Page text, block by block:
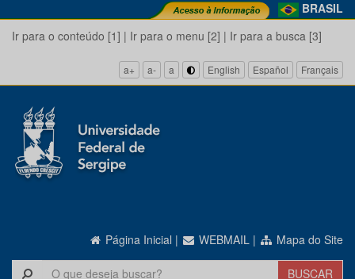
BRASIL
Ir para o conteúdo [1] | Ir para o menu [2] | Ir para a busca [3]
a+ a- a English Español Français
Página Inicial | WEBMAIL | Mapa do Site